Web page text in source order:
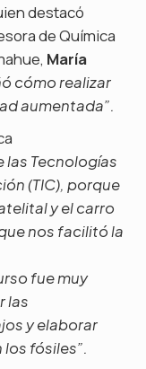
destacó
de Química
María
cómo realizar
aumentada”.
las Tecnologías
(TIC), porque
y el carro
nos facilitó la
fue muy
las
y elaborar
fósiles”.